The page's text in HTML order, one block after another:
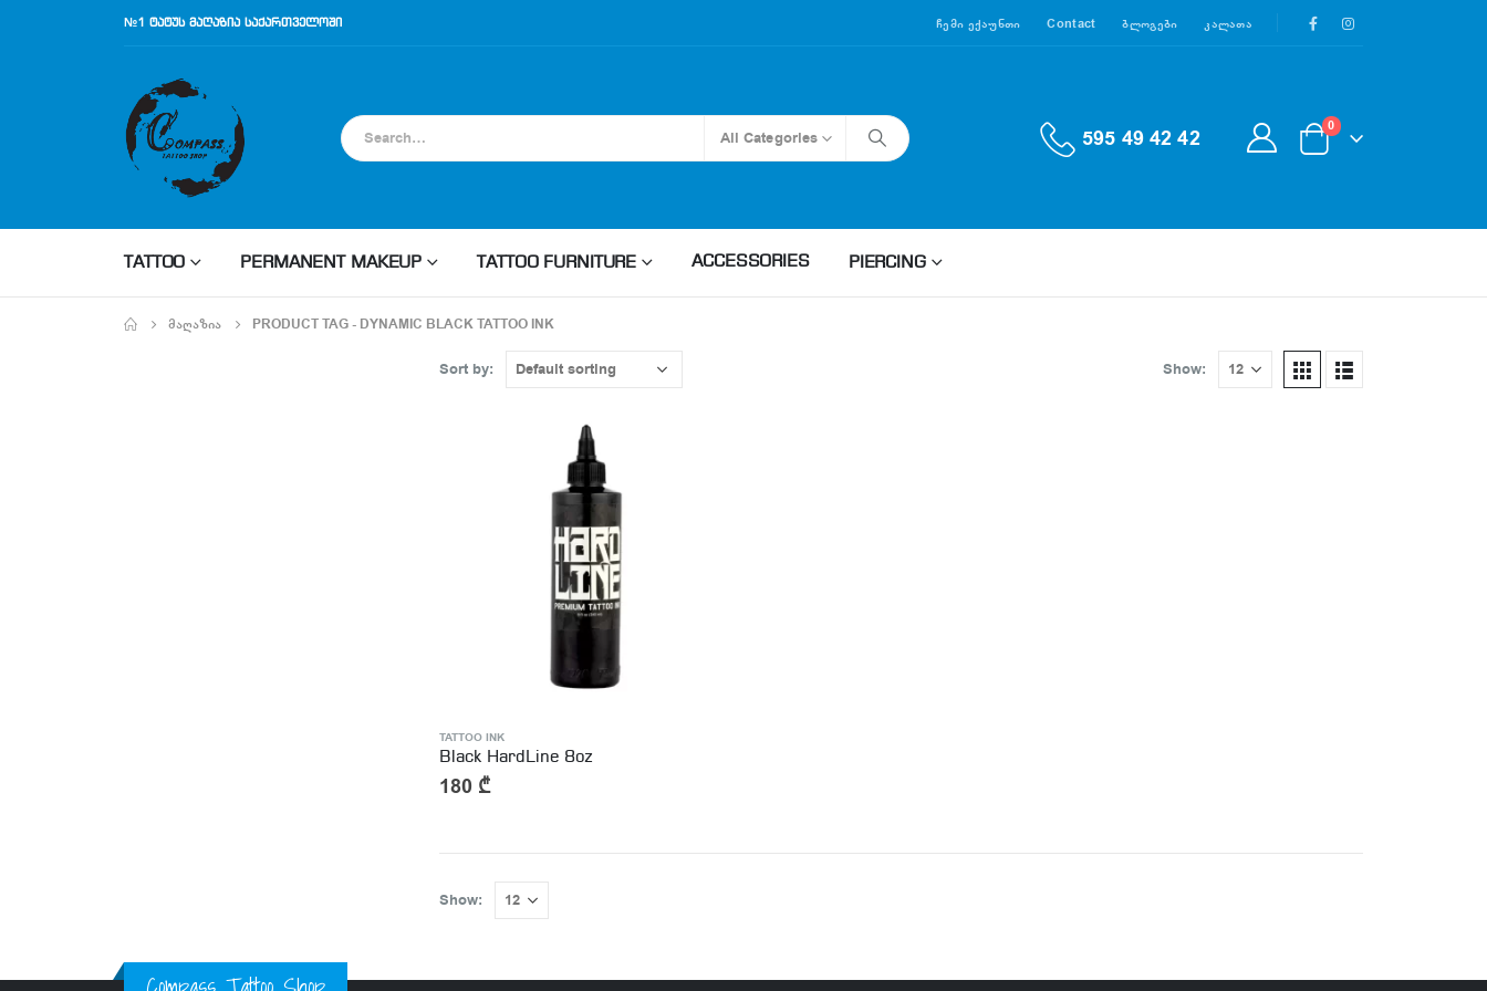
№1 ტატუს მაღაზია საქართველოში Ჩემი Ექაუნთი Contact Ბლოგები Კალათა
All Categories 595 49 42 42 0
TATTOO PERMANENT MAKEUP TATTOO FURNITURE ACCESSORIES PIERCING
ᲛᲐᲦᲐᲖᲘᲐ PRODUCT TAG - DYNAMIC BLACK TATTOO INK
Sort by: Show:
TATTOO INK
Black HardLine 8oz
180 ₾
Show: